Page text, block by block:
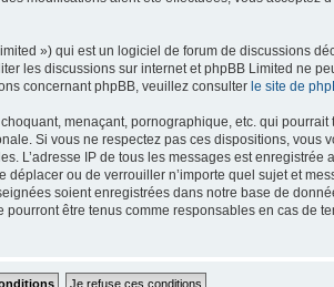
») qui est un logiciel de forum de discussions
les discussions sur internet et phpBB Limited ne
concernant phpBB, veuillez consulter le site de
menaçant, pornographique, etc. qui
Si vous ne respectez pas ces dispositions, vous
L’adresse IP de tous les messages est
ou de verrouiller n’importe quel sujet et
soient enregistrées dans notre base de
être tenus comme responsables en cas de